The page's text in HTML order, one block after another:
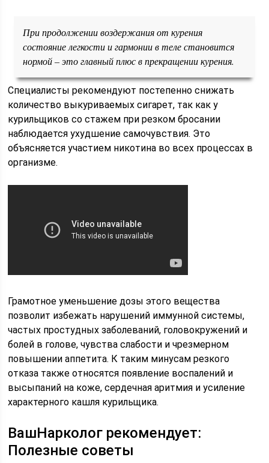
При продолжении воздержания от курения
состояние легкости и гармонии в теле становится
нормой – это главный плюс в прекращении курения.
Специалисты рекомендуют постепенно снижать
количество выкуриваемых сигарет, так как у
курильщиков со стажем при резком бросании
наблюдается ухудшение самочувствия. Это
объясняется участием никотина во всех процессах в
организме.
Грамотное уменьшение дозы этого вещества
позволит избежать нарушений иммунной системы,
частых простудных заболеваний, головокружений и
болей в голове, чувства слабости и чрезмерном
повышении аппетита. К таким минусам резкого
отказа также относятся появление воспалений и
высыпаний на коже, сердечная аритмия и усиление
характерного кашля курильщика.
ВашНарколог рекомендует:
Полезные советы